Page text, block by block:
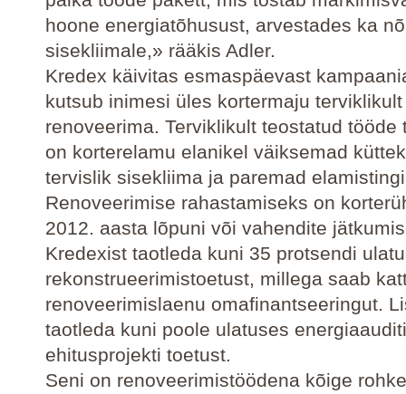
hoone energiatõhusust, arvestades ka
sisekliimale,» rääkis Adler.
Kredex käivitas esmaspäevast
kutsub inimesi üles kortermaju terviklikult
renoveerima. Terviklikult teostatud tööde
on korterelamu elanikel väiksemad
tervislik sisekliima ja paremad
Renoveerimise rahastamiseks on
2012. aasta lõpuni või vahendite
Kredexist taotleda kuni 35 protsendi
rekonstrueerimistoetust, millega saab
renoveerimislaenu omafinantseeringut.
taotleda kuni poole ulatuses
ehitusprojekti toetust.
Seni on renoveerimistöödena kõige